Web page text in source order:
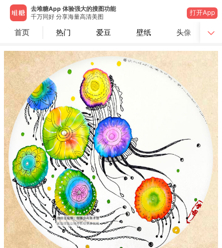
去堆糖App 体验强大的搜图功能
千万同好 分享海量高清美图
打开App
首页 热门 爱豆 壁纸 头像